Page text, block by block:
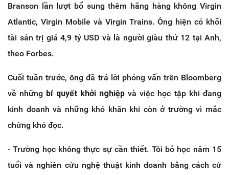
Branson lần lượt bổ sung thêm hãng hàng không Virgin
Atlantic, Virgin Mobile và Virgin Trains. Ông hiện có khối
tài sản trị giá 4,9 tỷ USD và là người giàu thứ 12 tại Anh,
theo Forbes.
Cuối tuần trước, ông đã trả lời phỏng vấn trên Bloomberg
về những bí quyết khởi nghiệpvà việc học tập khi đang
kinh doanh và những khó khăn khi còn ở trường vì mắc
chứng khó đọc.
- Trường học không thực sự cần thiết. Tôi bỏ học năm 15
tuổi và nghiên cứu nghệ thuật kinh doanh bằng cách cứ